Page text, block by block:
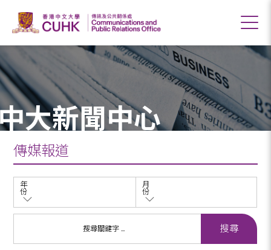
大新聞中心
傳媒報道
年
份
月
份